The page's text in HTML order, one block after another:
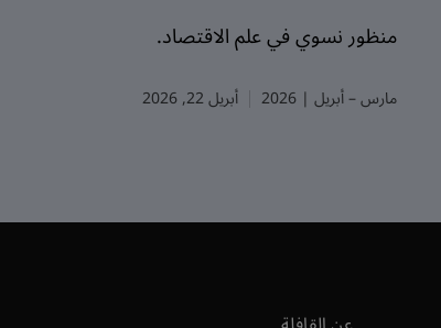
منظور نسوي في علم الاقتصاد.
مارس – أبريل | 2026 أبريل 22, 2026